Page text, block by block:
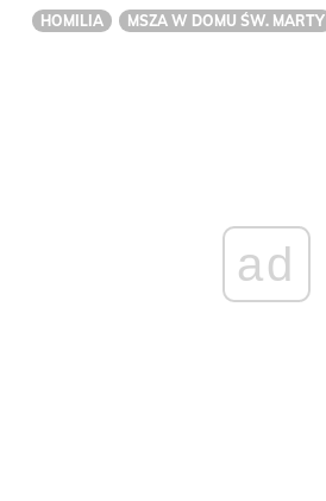
HOMILIA MSZA W DOMU ŚW. MARTY
ad